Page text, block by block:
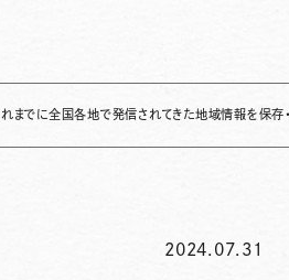
地で発信されてきた地域情報を保存・整理し、継
2024.07.31